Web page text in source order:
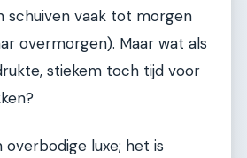
schuiven vaak tot morgen
overmorgen). Maar wat als
stiekem toch tijd voor
luxe; het is